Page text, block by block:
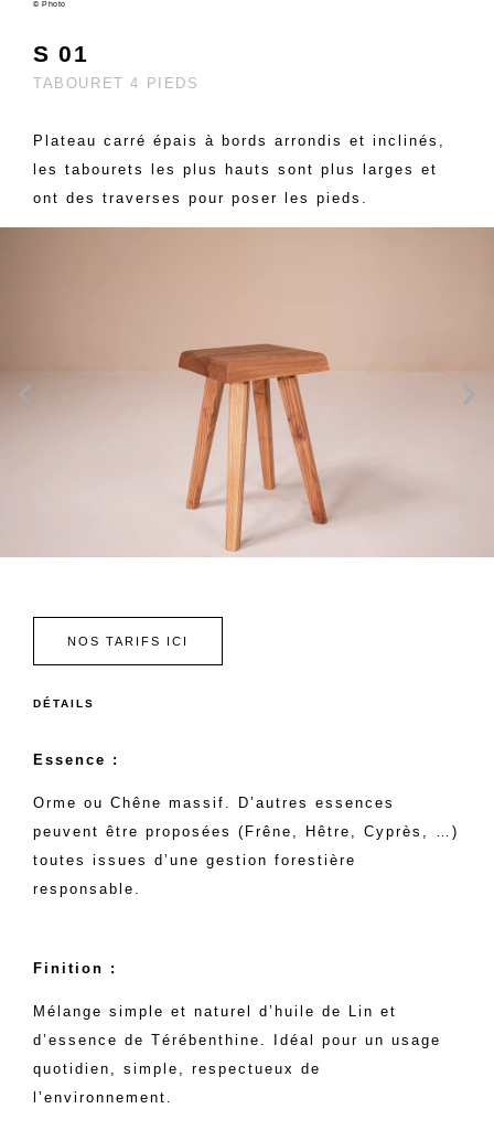
© Photo
S 01
TABOURET 4 PIEDS
Plateau carré épais à bords arrondis et inclinés,
les tabourets les plus hauts sont plus larges et
ont des traverses pour poser les pieds.
NOS TARIFS ICI
DÉTAILS
Essence :
Orme ou Chêne massif. D’autres essences
peuvent être proposées (Frêne, Hêtre, Cyprès, …)
toutes issues d’une gestion forestière
responsable.
Finition :
Mélange simple et naturel d’huile de Lin et
d’essence de Térébenthine. Idéal pour un usage
quotidien, simple, respectueux de
l’environnement.